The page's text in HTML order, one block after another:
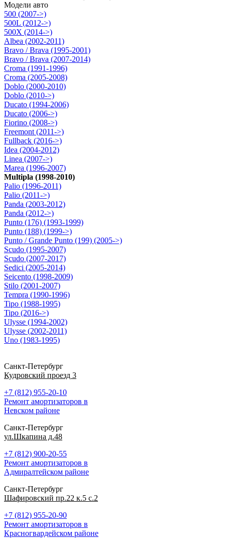
Модели авто
500 (2007->)
500L (2012->)
500X (2014->)
Albea (2002-2011)
Bravo / Brava (1995-2001)
Bravo / Brava (2007-2014)
Croma (1991-1996)
Croma (2005-2008)
Doblo (2000-2010)
Doblo (2010->)
Ducato (1994-2006)
Ducato (2006->)
Fiorino (2008->)
Freemont (2011->)
Fullback (2016->)
Idea (2004-2012)
Linea (2007->)
Marea (1996-2007)
Multipla (1998-2010)
Palio (1996-2011)
Palio (2011->)
Panda (2003-2012)
Panda (2012->)
Punto (176) (1993-1999)
Punto (188) (1999->)
Punto / Grande Punto (199) (2005->)
Scudo (1995-2007)
Scudo (2007-2017)
Sedici (2005-2014)
Seicento (1998-2009)
Stilo (2001-2007)
Tempra (1990-1996)
Tipo (1988-1995)
Tipo (2016->)
Ulysse (1994-2002)
Ulysse (2002-2011)
Uno (1983-1995)
Санкт-Петербург
Кудровский проезд 3
+7 (812) 955-20-10
Ремонт амортизаторов в
Невском районе
Санкт-Петербург
ул.Шкапина д.48
+7 (812) 900-20-55
Ремонт амортизаторов в
Адмиралтейском районе
Санкт-Петербург
Шафировский пр.22 к.5 с.2
+7 (812) 955-20-90
Ремонт амортизаторов в
Красногвардейском районе